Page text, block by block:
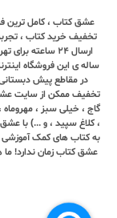
عشق کتاب ، کامل ترین
تخفیف خرید کتاب ،
ارسال ٢٤
ساله ی این فروشگاه
در مقاطع پیش
تخفیف ممکن از سایت
گاج ، خیلی سبز ، مهروماه
، کلاغ سپید ، و ...) با
به کتاب های کمک
عشق کتاب زمان ندارد!